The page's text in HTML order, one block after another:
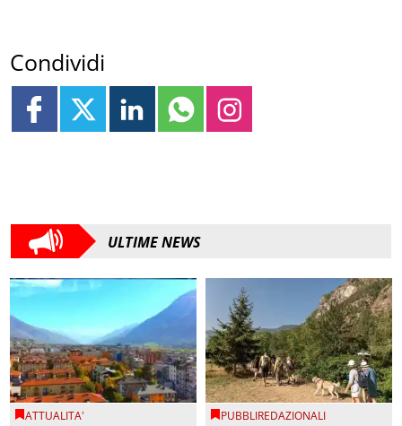
Condividi
ULTIME NEWS
ATTUALITA' PUBBLIREDAZIONALI